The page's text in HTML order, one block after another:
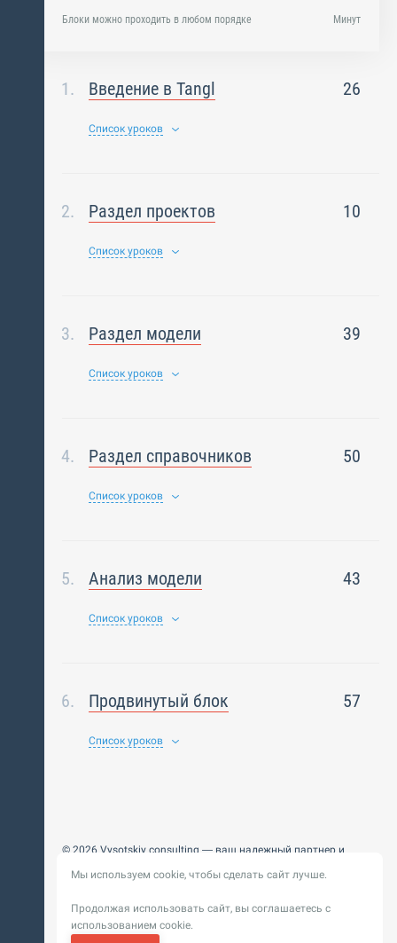
Блоки можно проходить в любом порядке Минут
Введение в Tangl 26
Список уроков
Раздел проектов 10
Список уроков
Раздел модели 39
Список уроков
Раздел справочников 50
Список уроков
Анализ модели 43
Список уроков
Продвинутый блок 57
Список уроков
© 2026 Vysotskiy consulting — ваш надежный партнер и
Цифровизация, BIM, ИИ. Внедряем и оптимизируем
Пользовательское
соглашение
Политика обработки персональных
данных
Мы используем cookie, чтобы сделать сайт лучше.
Продолжая использовать сайт, вы соглашаетесь с
использованием cookie.